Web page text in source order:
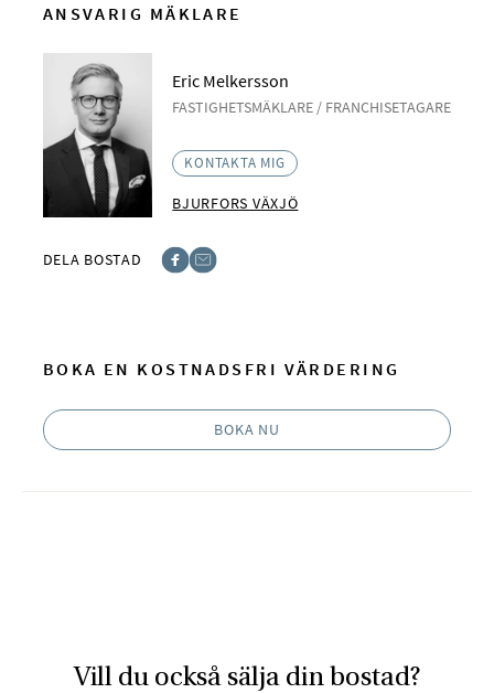
ANSVARIG MÄKLARE
Eric Melkersson
FASTIGHETSMÄKLARE / FRANCHISETAGARE
KONTAKTA MIG
BJURFORS VÄXJÖ
DELA BOSTAD
BOKA EN KOSTNADSFRI VÄRDERING
BOKA NU
Vill du också sälja din bostad?